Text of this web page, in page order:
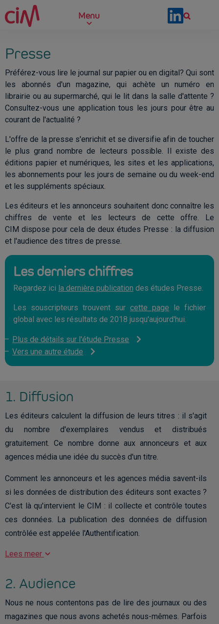
Skip to main content
Menu
Presse
Préférez-vous lire le journal sur papier ou en digital? Qui sont
les abonnés d'un magazine, qui achète un numéro en
librairie ou au supermarché, qui le lit dans la salle d'attente ?
Consultez-vous une application tous les jours pour être au
courant de l'actualité ?
L'offre de la presse s'enrichit et se diversifie afin de toucher
le plus grand nombre de lecteurs possible. Il existe des
éditions papier et numériques, les sites et les applications,
les abonnements pour les jours de semaine ou du week-end
et les suppléments spéciaux.
Les éditeurs et les annonceurs souhaitent donc connaître les
chiffres de vente et les lecteurs de cette offre. Le
CIM dispose pour cela de deux études Presse : la diffusion
et l'audience des titres de presse.
Les derniers chiffres
Regardez ici la dernière publication des études Presse.
Les souscripteurs trouvent sur cette page le fichier
global avec les résultats de 2018 jusqu'aujourd'hui.
Plus de détails sur l'étude Presse
Vers une autre étude
1. Diffusion
Les éditeurs calculent la diffusion de leurs titres : il s'agit
du nombre d'exemplaires vendus et distribués
gratuitement. Ce nombre donne aux annonceurs et aux
agences média une idée du succès d'un titre.
Comment les annonceurs et les agences média savent-ils
si les données de distribution des éditeurs sont exactes ?
C'est là qu'intervient le CIM : il collecte et contrôle toutes
ces données. La publication des données de diffusion
contrôlée est appelée l'Authentification.
Lees meer
2. Audience
Nous ne nous contentons pas de lire des journaux ou des
magazines que nous avons achetés nous-mêmes. Parfois